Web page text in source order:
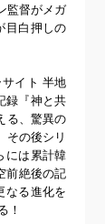
監督がメガ
目白押しの
イト 半地
録『神と共
る、驚異の
その後シリ
には累計韓
前絶後の記
なる進化を
！